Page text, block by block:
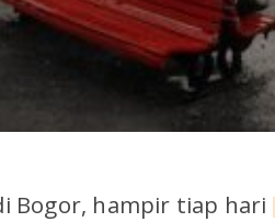
Bogor, hampir tiap hari